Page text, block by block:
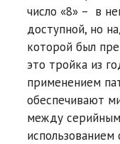
число «8» – в
доступной, но
которой был
это тройка из
применением
обеспечивают
между
использованием